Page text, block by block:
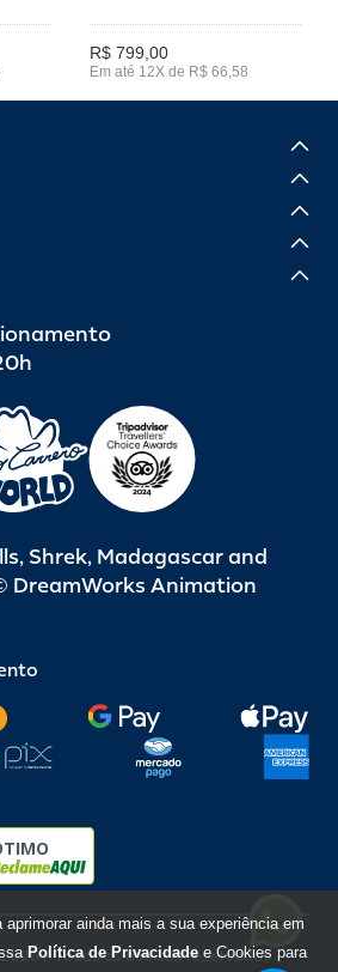
R$ 799,00
Em até 12X de R$ 66,58
Shrek, Madagascar and
DreamWorks Animation
/ Todos os direitos reservados
ainda mais a sua experiência em
Política de Privacidade e Cookies para